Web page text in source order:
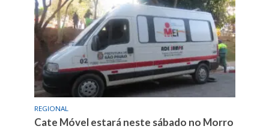
REGIONAL
Cate Móvel estará neste sábado no Morro